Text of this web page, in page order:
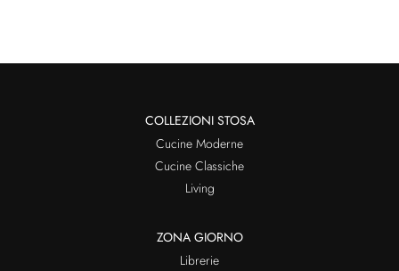
COLLEZIONI STOSA
Cucine Moderne
Cucine Classiche
Living
ZONA GIORNO
Librerie